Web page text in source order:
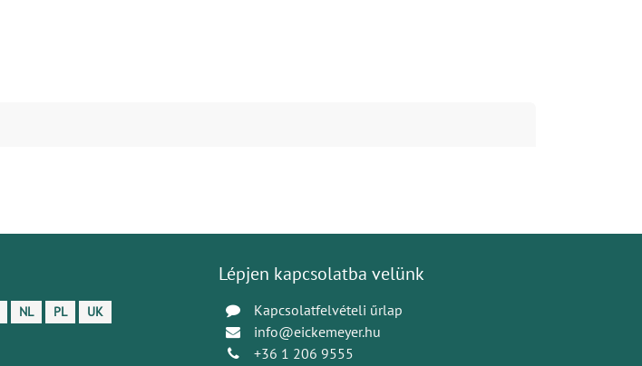
NL PL
UK
Lépjen kapcsolatba velünk
Kapcsolatfelvételi űrlap
info@eickemeyer.hu
+36 1 206 9555